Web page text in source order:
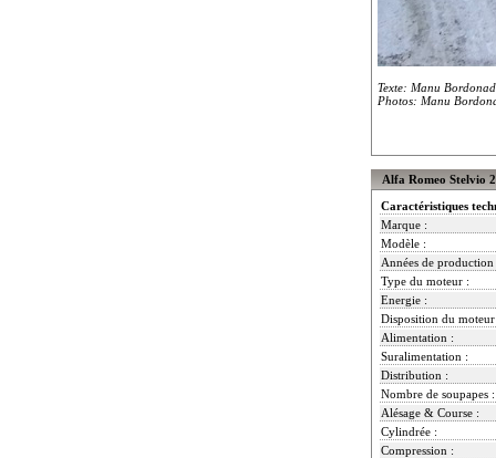
Texte: Manu
Photos: Manu
Alfa Romeo Stelvio
Caractéristiques
Marque :
Modèle :
Années de production
Type du moteur :
Energie :
Disposition du
Alimentation :
Suralimentation :
Distribution :
Nombre de soupapes :
Alésage & Course :
Cylindrée :
Compression :